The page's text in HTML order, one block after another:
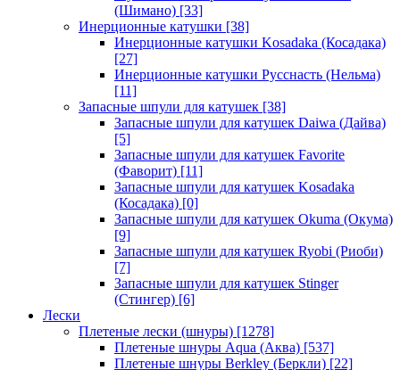
(Шимано) [33]
Инерционные катушки [38]
Инерционные катушки Kosadaka (Косадака)
[27]
Инерционные катушки Русснасть (Нельма)
[11]
Запасные шпули для катушек [38]
Запасные шпули для катушек Daiwa (Дайва)
[5]
Запасные шпули для катушек Favorite
(Фаворит) [11]
Запасные шпули для катушек Kosadaka
(Косадака) [0]
Запасные шпули для катушек Okuma (Окума)
[9]
Запасные шпули для катушек Ryobi (Риоби)
[7]
Запасные шпули для катушек Stinger
(Стингер) [6]
Лески
Плетеные лески (шнуры) [1278]
Плетеные шнуры Aqua (Аква) [537]
Плетеные шнуры Berkley (Беркли) [22]